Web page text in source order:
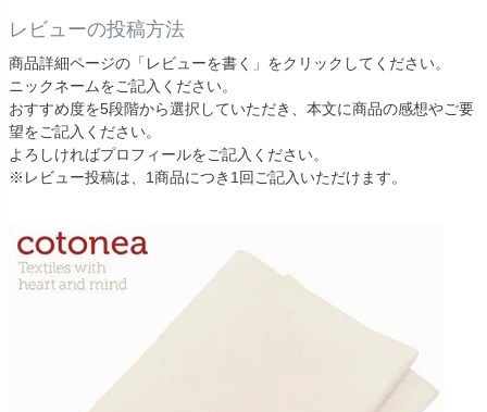
レビューの投稿方法
商品詳細ページの「レビューを書く」をクリックしてください。
ニックネームをご記入ください。
おすすめ度を5段階から選択していただき、本文に商品の感想やご要
望をご記入ください。
よろしければプロフィールをご記入ください。
※レビュー投稿は、1商品につき1回ご記入いただけます。